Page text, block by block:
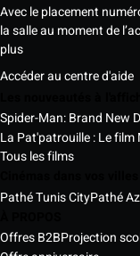
Avec le placement
la salle au moment de
plus
Accéder au centre d'aide
Spider-Man: Brand New
La Pat'patrouille : Le film
Tous les films
Pathé Tunis CityPathé
Offres B2BProjection